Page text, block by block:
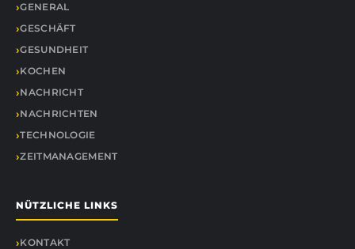
GENERAL
GESCHÄFT
GESUNDHEIT
KOCHEN
NACHRICHT
NACHRICHTEN
TECHNOLOGIE
ZEITMANAGEMENT
NÜTZLICHE LINKS
KONTAKT